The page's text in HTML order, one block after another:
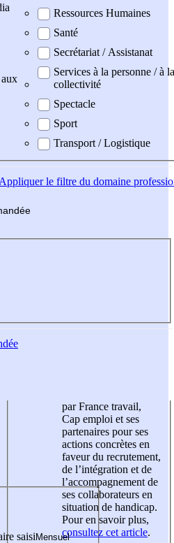
Ressources Humaines
Santé
Secrétariat / Assistanat
Services à la personne / à la
collectivité
Spectacle
Sport
Transport / Logistique
Appliquerle filtre du domaine
saisi
par France travail,
Cap emploi et ses
partenaires pour ses
actions concrètes en
faveur du recrutement,
de l’intégration et de
l’accompagnement de
ses collaborateurs en
situation de handicap.
Pour en savoir plus,
consultez cet article.